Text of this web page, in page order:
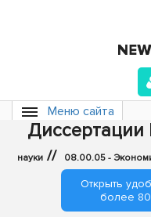
Меню сайта
Диссертации
науки // 08.00.05 -
Открыть
более